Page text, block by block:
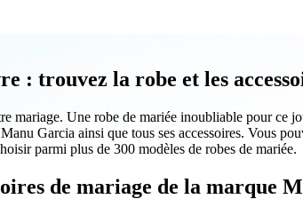
: trouvez la robe et les
mariage. Une robe de mariée inoubliable pour
Garcia ainsi que tous ses accessoires. Vous
parmi plus de 300 modèles de robes de mariée.
de mariage de la marque